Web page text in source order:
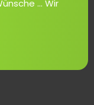
... Wir